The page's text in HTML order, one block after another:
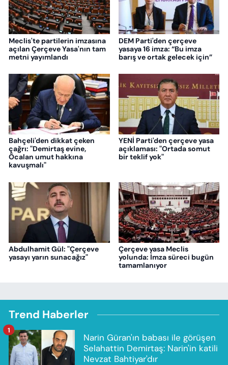
Meclis'te partilerin imzasına
açılan Çerçeve Yasa'nın tam
metni yayımlandı
DEM Parti'den çerçeve
yasaya 16 imza: “Bu imza
barış ve ortak gelecek için”
Bahçeli'den dikkat çeken
çağrı: "Demirtaş evine,
Öcalan umut hakkına
kavuşmalı"
YENİ Parti'den çerçeve yasa
açıklaması: "Ortada somut
bir teklif yok"
Abdulhamit Gül: "Çerçeve
yasayı yarın sunacağız"
Çerçeve yasa Meclis
yolunda: İmza süreci bugün
tamamlanıyor
Trend Haberler
Narin Güran'ın babası ile görüşen
Selahattin Demirtaş: Narin'in katili
Nevzat Bahtiyar'dır
1